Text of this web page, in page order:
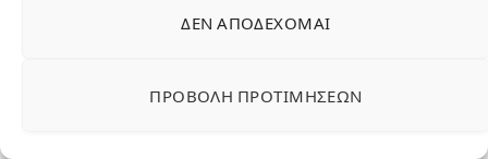
ΔΕΝ ΑΠΟΔΈΧΟΜΑΙ
ΠΡΟΒΟΛΉ ΠΡΟΤΙΜΉΣΕΩΝ
προσφορές στην Εύβοια!